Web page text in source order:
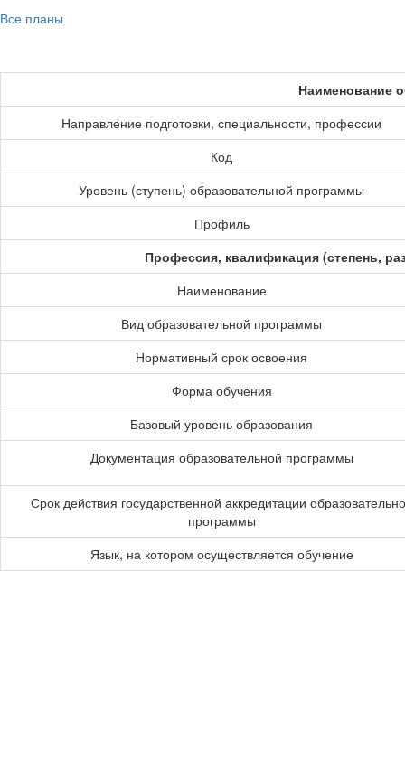
Все планы
Наименование
Направление подготовки, специальности, профессии
Код
Уровень (ступень) образовательной программы
Профиль
Профессия, квалификация (степень,
Наименование
Вид образовательной программы
Нормативный срок освоения
Форма обучения
Базовый уровень образования
Документация образовательной программы
Срок действия государственной аккредитации
программы
Язык, на котором осуществляется обучение